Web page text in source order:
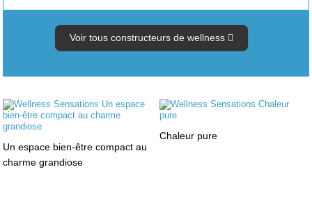
Voir tous constructeurs de wellness
Un espace bien-être compact au
charme grandiose
Chaleur pure